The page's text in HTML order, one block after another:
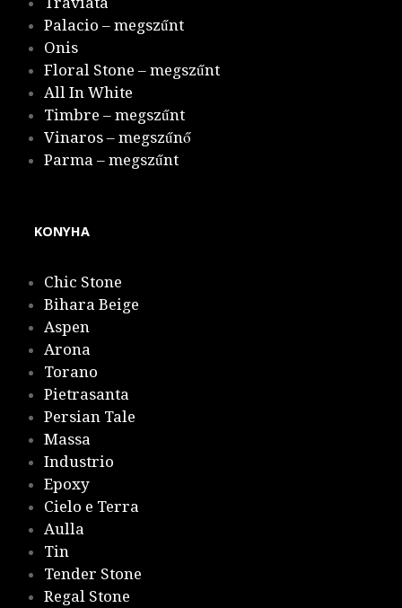
Palacio – megszűnt
Onis
Floral Stone – megszűnt
All In White
Timbre – megszűnt
Vinaros – megszűnő
Parma – megszűnt
KONYHA
Chic Stone
Bihara Beige
Aspen
Arona
Torano
Pietrasanta
Persian Tale
Massa
Industrio
Epoxy
Cielo e Terra
Aulla
Tin
Tender Stone
Regal Stone